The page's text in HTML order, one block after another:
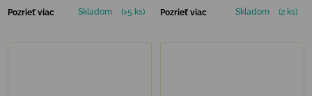
Pozrieť viac Skladom (>5 ks) Pozrieť viac Skladom (2 ks)